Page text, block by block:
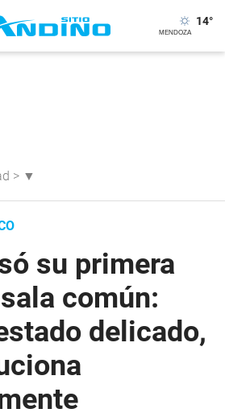
14°
> ▼
su primera
común:
delicado,